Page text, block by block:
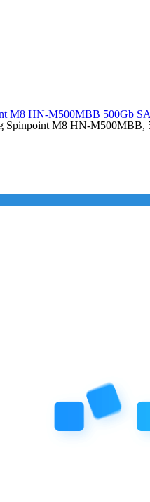
M8 HN-M500MBB 500Gb
Spinpoint M8 HN-